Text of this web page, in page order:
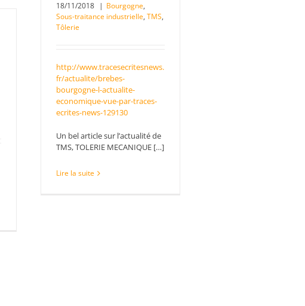
18/11/2018 | Bourgogne,
Sous-traitance industrielle, TMS,
Tôlerie
http://www.tracesecritesnews.
fr/actualite/brebes-
bourgogne-l-actualite-
economique-vue-par-traces-
ecrites-news-129130
Un bel article sur l’actualité de
TMS, TOLERIE MECANIQUE […]
Lire la suite